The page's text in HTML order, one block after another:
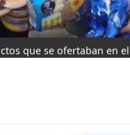
que se ofertaban en